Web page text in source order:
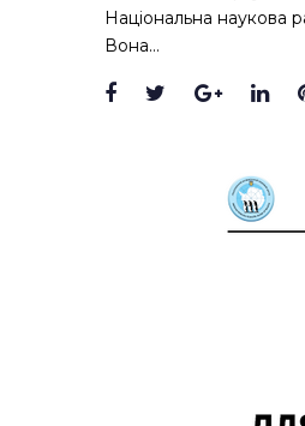
Національна наукова
Вона…